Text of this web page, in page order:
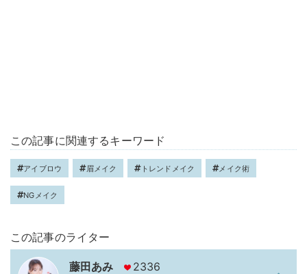
この記事に関連するキーワード
アイブロウ 眉メイク トレンドメイク メイク術
NGメイク
この記事のライター
藤田あみ 2336